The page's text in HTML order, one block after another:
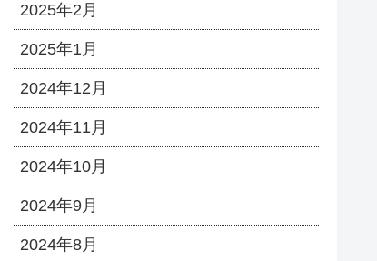
2025年2月
2025年1月
2024年12月
2024年11月
2024年10月
2024年9月
2024年8月